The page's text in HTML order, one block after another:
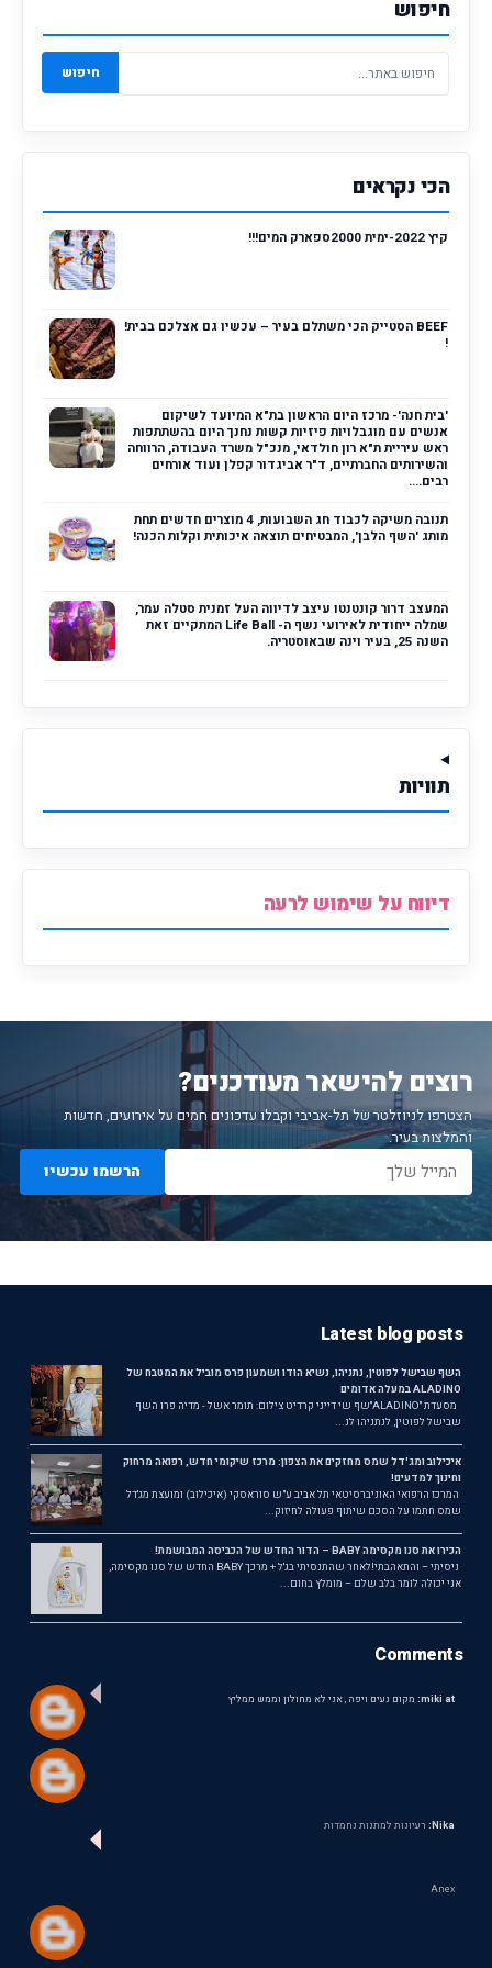
חיפוש
חיפוש
הכי נקראים
קיץ 2022-ימית 2000ספארק המים!!!
BEEF הסטייק הכי משתלם בעיר – עכשיו גם אצלכם בבית!
!
'בית חנה'- מרכז היום הראשון בת"א המיועד לשיקום
אנשים עם מוגבלויות פיזיות קשות נחנך היום בהשתתפות
ראש עיריית ת"א רון חולדאי, מנכ"ל משרד העבודה, הרווחה
והשירותים החברתיים, ד"ר אביגדור קפלן ועוד אורחים
רבים....
תנובה משיקה לכבוד חג השבועות, 4 מוצרים חדשים תחת
מותג 'השף הלבן', המבטיחים תוצאה איכותית וקלות הכנה!
המעצב דרור קונטנטו עיצב לדיווה העל זמנית סטלה עמר,
שמלה ייחודית לאירועי נשף ה- Life Ball המתקיים זאת
השנה 25, בעיר וינה שבאוסטריה.
תוויות
דיווח על שימוש לרעה
רוצים להישאר מעודכנים?
הצטרפו לניוזלטר של תל-אביבי וקבלו עדכונים חמים על אירועים, חדשות
והמלצות בעיר.
הרשמו עכשיו
Latest blog posts
השף שבישל לפוטין, נתניהו, נשיא הודו ושמעון פרס מוביל את המטבח של
ALADINO במעלה אדומים
מסעדת ״ALADINO״שף שי דייני קרדיט צילום: תומר אשל - מדיה פרו השף
שבישל לפוטין, לנתניהו לנ...
איכילוב ומג'דל שמס מחזקים את הצפון: מרכז שיקומי חדש, רפואה מרחוק
וחינוך למדעים!
המרכז הרפואי האוניברסיטאי תל אביב ע"ש סוראסקי (איכילוב) ומועצת מג'דל
שמס חתמו על הסכם שיתוף פעולה לחיזוק...
הכירו את סנו מקסימה BABY – הדור החדש של הכביסה המבושמת!
ניסיתי – והתאהבתי!לאחר שהתנסיתי בג'ל + מרכך BABY החדש של סנו מקסימה,
אני יכולה לומר בלב שלם – מומלץ בחום...
Comments
miki at: מקום נעים ויפה , אני לא מחולון וממש ממליץ
Nika: רעיונות למתנות נחמדות
Anex